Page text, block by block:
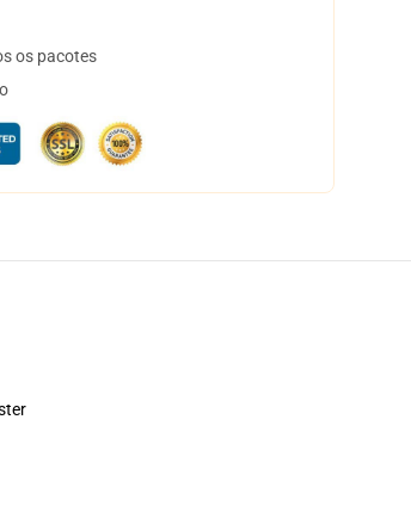
os pacotes